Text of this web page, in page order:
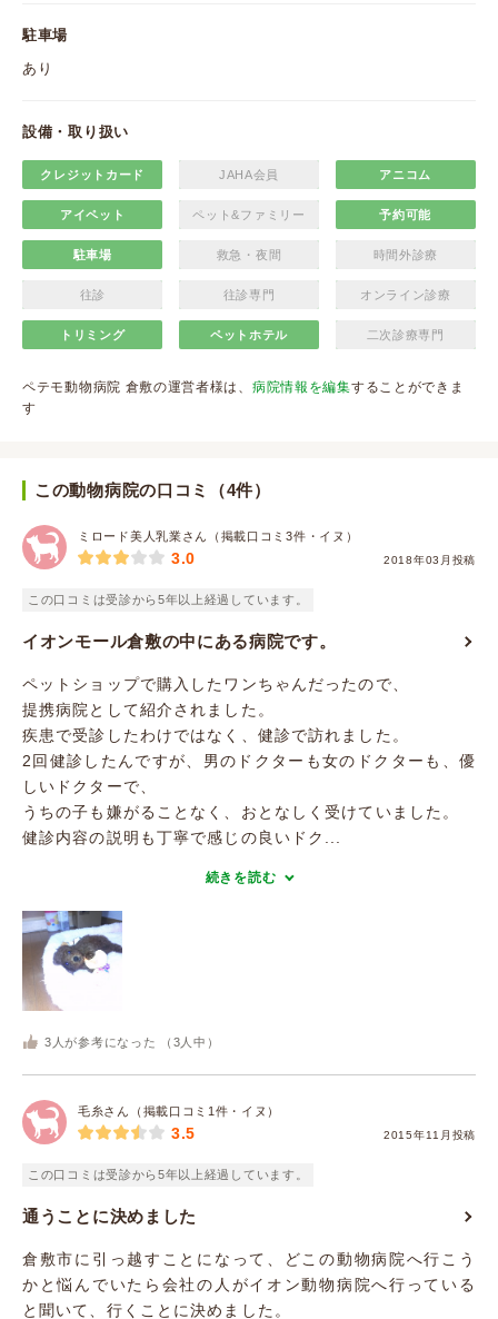
駐車場
あり
設備・取り扱い
クレジットカード JAHA会員 アニコム
アイペット ペット&ファミリー 予約可能
駐車場 救急・夜間 時間外診療
往診 往診専門 オンライン診療
トリミング ペットホテル 二次診療専門
ペテモ動物病院 倉敷の運営者様は、 病院情報を編集することができま
す
この動物病院の口コミ（4件）
ミロード美人乳業さん（掲載口コミ3件・イヌ）
2018年03月投稿
3.0
この口コミは受診から5年以上経過しています。
イオンモール倉敷の中にある病院です。
ペットショップで購入したワンちゃんだったので、
提携病院として紹介されました。
疾患で受診したわけではなく、健診で訪れました。
2回健診したんですが、男のドクターも女のドクターも、優
しいドクターで、
うちの子も嫌がることなく、おとなしく受けていました。
健診内容の説明も丁寧で感じの良いドク...
続きを読む
3 人が参考になった （ 3 人中）
毛糸さん（掲載口コミ1件・イヌ）
2015年11月投稿
3.5
この口コミは受診から5年以上経過しています。
通うことに決めました
倉敷市に引っ越すことになって、どこの動物病院へ行こう
かと悩んでいたら会社の人がイオン動物病院へ行っている
と聞いて、行くことに決めました。